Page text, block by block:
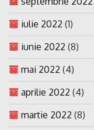
iulie 2022 (1)
iunie 2022 (8)
mai 2022 (4)
aprilie 2022 (4)
martie 2022 (8)